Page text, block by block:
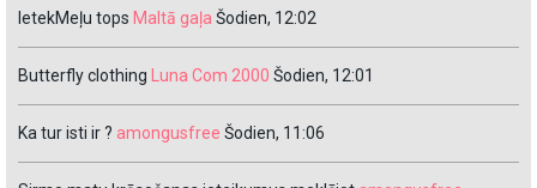
IetekMeļu tops Maltā gaļa Šodien, 12:02
Butterfly clothing Luna Com 2000 Šodien, 12:01
Ka tur isti ir ? amongusfree Šodien, 11:06